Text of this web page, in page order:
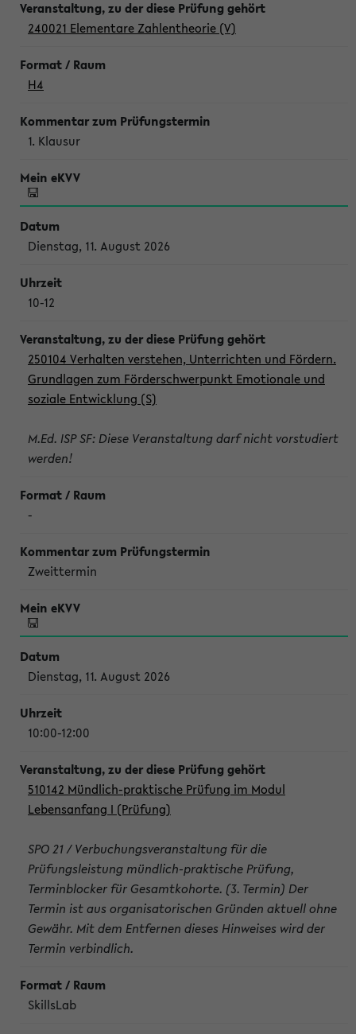
240021 Elementare Zahlentheorie (V)
H4
1. Klausur
Dienstag, 11. August 2026
10-12
250104 Verhalten verstehen, Unterrichten und Fördern.
Grundlagen zum Förderschwerpunkt Emotionale und
soziale Entwicklung (S)
M.Ed. ISP SF: Diese Veranstaltung darf nicht vorstudiert
werden!
-
Zweittermin
Dienstag, 11. August 2026
10:00-12:00
510142 Mündlich-praktische Prüfung im Modul
Lebensanfang I (Prüfung)
SPO 21 / Verbuchungsveranstaltung für die
Prüfungsleistung mündlich-praktische Prüfung,
Terminblocker für Gesamtkohorte. (3. Termin) Der
Termin ist aus organisatorischen Gründen aktuell ohne
Gewähr. Mit dem Entfernen dieses Hinweises wird der
Termin verbindlich.
SkillsLab